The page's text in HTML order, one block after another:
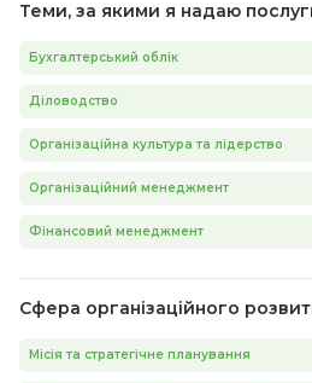
Теми, за якими я надаю
Бухгалтерський облік
Діловодство
Організаційна культура та лідерство
Організаційний менеджмент
Фінансовий менеджмент
Сфера організаційного
Місія та стратегічне планування